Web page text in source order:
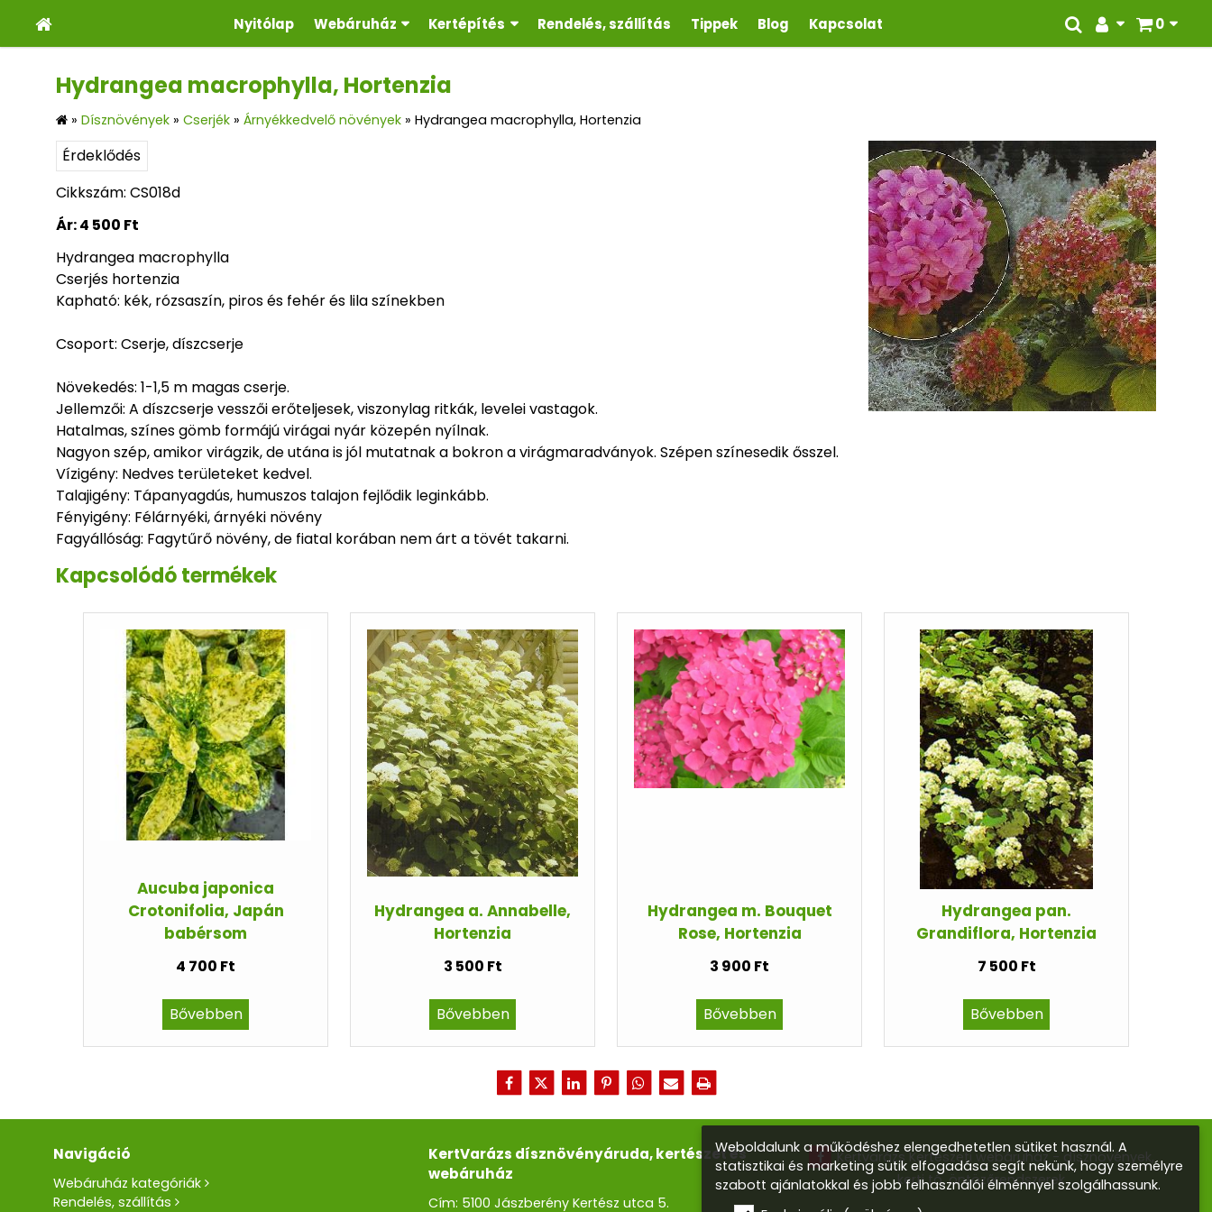
0
Nyitólap Webáruház Kertépítés Rendelés, szállítás Tippek Blog Kapcsolat
Hydrangea macrophylla, Hortenzia
» Dísznövények » Cserjék » Árnyékkedvelő növények » Hydrangea macrophylla, Hortenzia
Érdeklődés
Cikkszám: CS018d
Ár:4 500 Ft
Hydrangea macrophylla
Cserjés hortenzia
Kapható: kék, rózsaszín, piros és fehér és lila színekben
Csoport: Cserje, díszcserje
Növekedés: 1-1,5 m magas cserje.
Jellemzői: A díszcserje vesszői erőteljesek, viszonylag ritkák, levelei vastagok.
Hatalmas, színes gömb formájú virágai nyár közepén nyílnak.
Nagyon szép, amikor virágzik, de utána is jól mutatnak a bokron a virágmaradványok. Szépen színesedik ősszel.
Vízigény: Nedves területeket kedvel.
Talajigény: Tápanyagdús, humuszos talajon fejlődik leginkább.
Fényigény: Félárnyéki, árnyéki növény
Fagyállóság: Fagytűrő növény, de fiatal korában nem árt a tövét takarni.
Kapcsolódó termékek
Aucuba japonica
Crotonifolia, Japán
babérsom
4 700 Ft
Bővebben
Hydrangea a. Annabelle,
Hortenzia
3 500 Ft
Bővebben
Hydrangea m. Bouquet
Rose, Hortenzia
3 900 Ft
Bővebben
Hydrangea pan.
Grandiflora, Hortenzia
7 500 Ft
Bővebben
Navigáció
Webáruház kategóriák
Rendelés, szállítás
KertVarázs dísznövényáruda, kertészet és
webáruház
Cím: 5100 Jászberény Kertész utca 5.
Kertvarázs Kertészeti webáruház - dísznövények,
kerti tó, öntözőrendszerek
Weboldalunk a működéshez elengedhetetlen sütiket használ. A
statisztikai és marketing sütik elfogadása segít nekünk, hogy személyre
szabott ajánlatokkal és jobb felhasználói élménnyel szolgálhassunk.